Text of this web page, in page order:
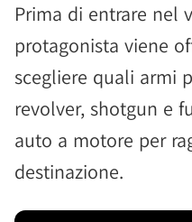
Prima di entrare nel
protagonista viene
scegliere quali armi
revolver, shotgun e
auto a motore per
destinazione.